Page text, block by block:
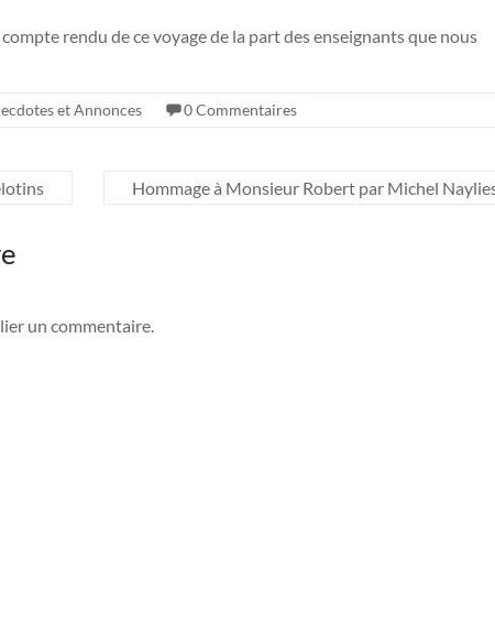
rendu de ce voyage de la part des enseignants que nous
et Annonces 0 Commentaires
Hommage à Monsieur Robert par Michel
un commentaire.